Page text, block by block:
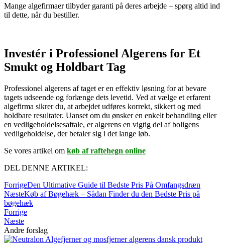
Mange algefirmaer tilbyder garanti på deres arbejde – spørg altid ind
til dette, når du bestiller.
Investér i Professionel Algerens for Et
Smukt og Holdbart Tag
Professionel algerens af taget er en effektiv løsning for at bevare
tagets udseende og forlænge dets levetid. Ved at vælge et erfarent
algefirma sikrer du, at arbejdet udføres korrekt, sikkert og med
holdbare resultater. Uanset om du ønsker en enkelt behandling eller
en vedligeholdelsesaftale, er algerens en vigtig del af boligens
vedligeholdelse, der betaler sig i det lange løb.
Se vores artikel om køb af raftehegn online
DEL DENNE ARTIKEL:
ForrigeDen Ultimative Guide til Bedste Pris På Omfangsdræn
NæsteKøb af Bøgehæk – Sådan Finder du den Bedste Pris på
bøgehæk
Forrige
Næste
Andre forslag